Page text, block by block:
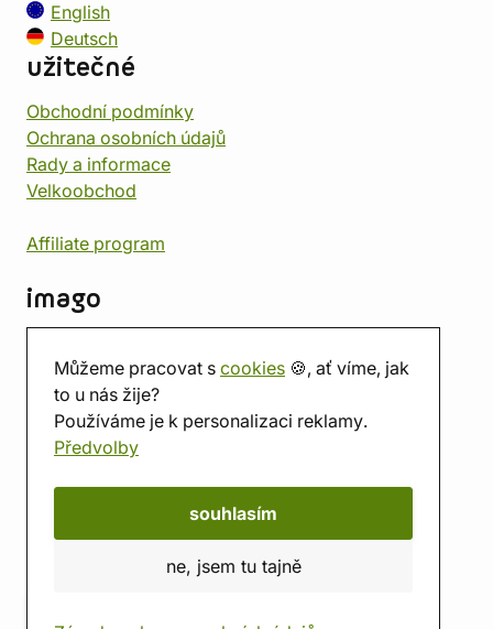
Můžeme pracovat s cookies 🍪, ať víme, jak
to u nás žije?
Používáme je k personalizaci reklamy.
Předvolby
souhlasím
ne, jsem tu tajně
English
Deutsch
užitečné
Obchodní podmínky
Ochrana osobních údajů
Rady a informace
Velkoobchod
Affiliate program
imago
Prodejna
Herna
O nás
Hodnocení obchodu